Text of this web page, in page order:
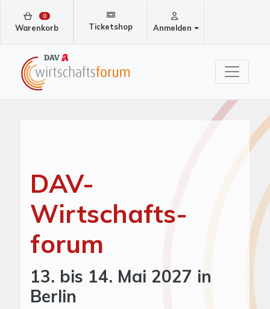
0
Warenkorb Ticketshop Anmelden
DAV-
Wirtschafts­
forum
13. bis 14. Mai 2027 in
Berlin